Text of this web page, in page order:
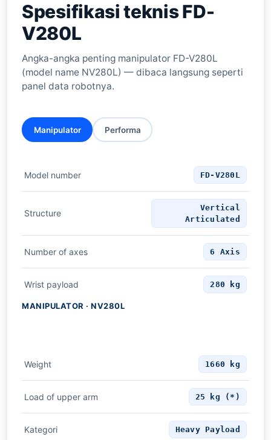
Spesifikasi teknis FD-
V280L
Angka-angka penting manipulator FD-V280L
(model name NV280L) — dibaca langsung seperti
panel data robotnya.
Manipulator Performa
MANIPULATOR · NV280L
Model number FD-V280L
Structure
Vertical
Articulated
Number of axes 6 Axis
Wrist payload 280 kg
Weight 1660 kg
Load of upper arm 25 kg (*)
Kategori Heavy Payload